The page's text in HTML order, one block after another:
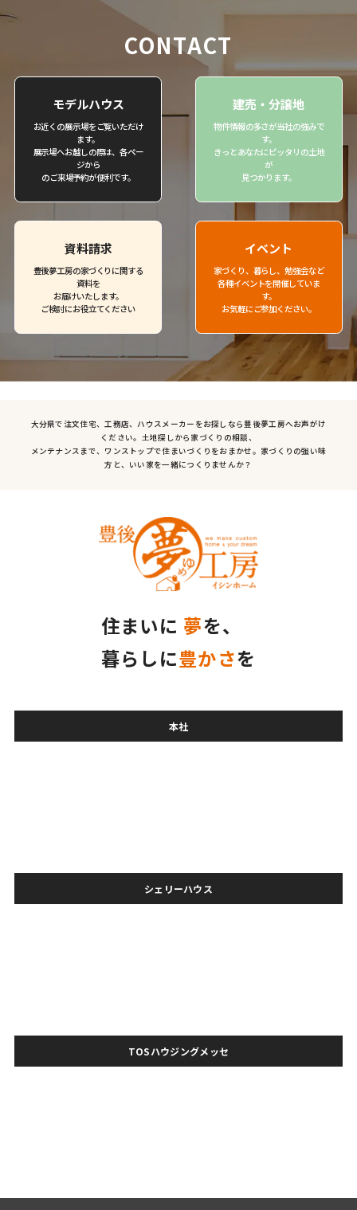
CONTACT
モデルハウス
お近くの展示場をご覧いただけ
ます。
展示場へお越しの際は、各ペー
ジから
のご来場予約が便利です。
建売・分譲地
物件情報の多さが当社の強みで
す。
きっとあなたにピッタリの土地
が
見つかります。
資料請求
豊後夢工房の家づくりに関する
資料を
お届けいたします。
ご検討にお役立てください
イベント
家づくり、暮らし、勉強会など
各種イベントを開催していま
す。
お気軽にご参加ください。
大分県で注文住宅、工務店、ハウスメーカーをお探しなら豊後夢工房へお声がけ
ください。土地探しから家づくりの相談、
メンテナンスまで、ワンストップで住まいづくりをおまかせ。家づくりの強い味
方と、いい家を一緒につくりませんか？
住まいに 夢を、
暮らしに豊かさを
本社
シェリーハウス
TOSハウジングメッセ